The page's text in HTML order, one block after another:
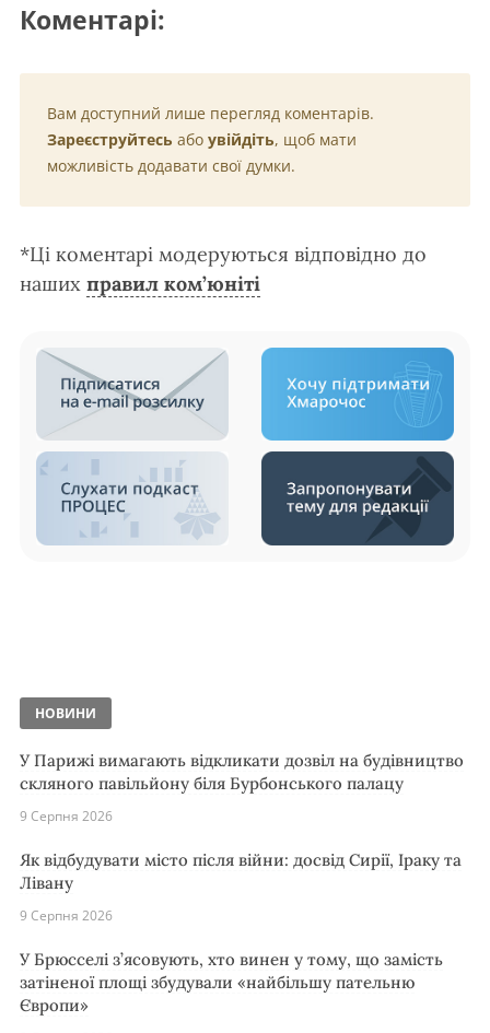
Коментарі:
Вам доступний лише перегляд коментарів.
Зареєструйтесь або увійдіть, щоб мати
можливість додавати свої думки.
*Ці коментарі модеруються відповідно до
наших правил ком’юніті
НОВИНИ
У Парижі вимагають відкликати дозвіл на будівництво
скляного павільйону біля Бурбонського палацу
9 Серпня 2026
Як відбудувати місто після війни: досвід Сирії, Іраку та
Лівану
9 Серпня 2026
У Брюсселі з’ясовують, хто винен у тому, що замість
затіненої площі збудували «найбільшу пательню
Європи»